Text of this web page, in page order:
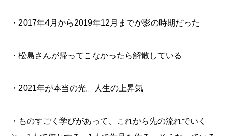
・2017年4月から2019年12月までが影の時期だった
・松島さんが帰ってこなかったら解散している
・2021年が本当の光。人生の上昇気
・ものすごく学びがあって、これから先の流れでいく